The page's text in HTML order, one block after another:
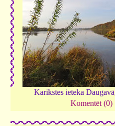
Karikstes ieteka
Komentēt (0)